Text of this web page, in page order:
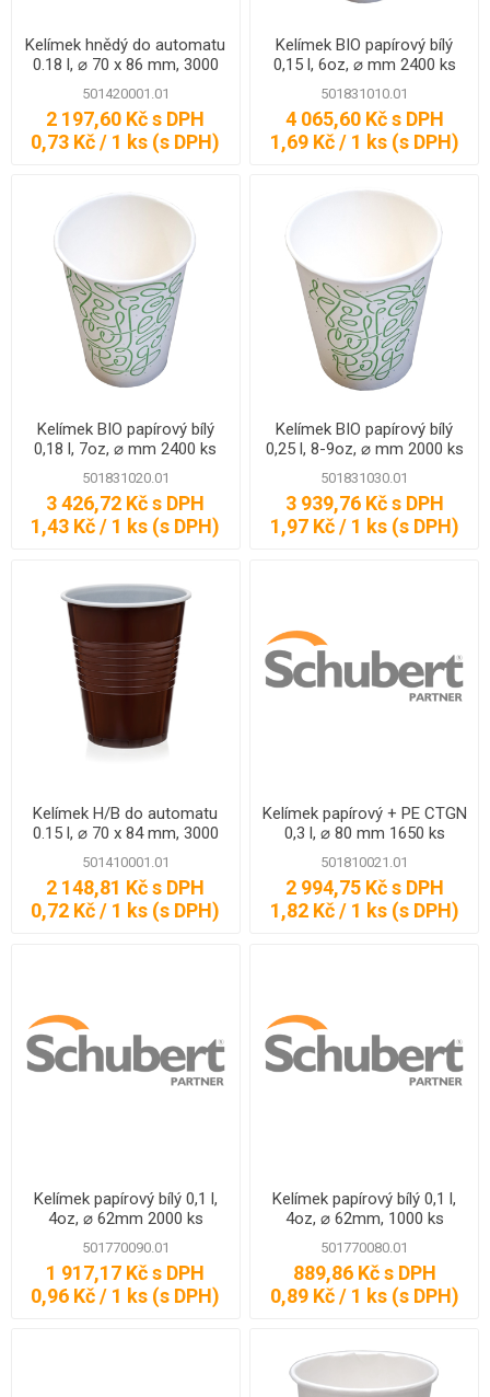
Kelímek hnědý do automatu
0.18 l, ⌀ 70 x 86 mm, 3000
ks
501420001.01
2 197,60 Kč s DPH
0,73 Kč / 1 ks (s DPH)
Kelímek BIO papírový bílý
0,15 l, 6oz, ⌀ mm 2400 ks
501831010.01
4 065,60 Kč s DPH
1,69 Kč / 1 ks (s DPH)
Kelímek BIO papírový bílý
0,18 l, 7oz, ⌀ mm 2400 ks
501831020.01
3 426,72 Kč s DPH
1,43 Kč / 1 ks (s DPH)
Kelímek BIO papírový bílý
0,25 l, 8-9oz, ⌀ mm 2000 ks
501831030.01
3 939,76 Kč s DPH
1,97 Kč / 1 ks (s DPH)
Kelímek H/B do automatu
0.15 l, ⌀ 70 x 84 mm, 3000
ks
501410001.01
2 148,81 Kč s DPH
0,72 Kč / 1 ks (s DPH)
Kelímek papírový + PE CTGN
0,3 l, ⌀ 80 mm 1650 ks
501810021.01
2 994,75 Kč s DPH
1,82 Kč / 1 ks (s DPH)
Kelímek papírový bílý 0,1 l,
4oz, ⌀ 62mm 2000 ks
501770090.01
1 917,17 Kč s DPH
0,96 Kč / 1 ks (s DPH)
Kelímek papírový bílý 0,1 l,
4oz, ⌀ 62mm, 1000 ks
501770080.01
889,86 Kč s DPH
0,89 Kč / 1 ks (s DPH)